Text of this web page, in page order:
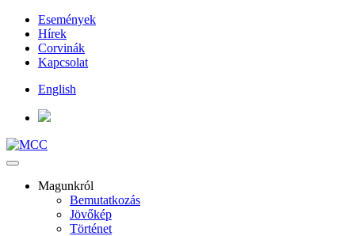
Események
Hírek
Corvinák
Kapcsolat
English
Magunkról
Bemutatkozás
Jövőkép
Történet